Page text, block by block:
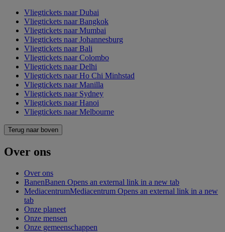
Vliegtickets naar Dubai
Vliegtickets naar Bangkok
Vliegtickets naar Mumbai
Vliegtickets naar Johannesburg
Vliegtickets naar Bali
Vliegtickets naar Colombo
Vliegtickets naar Delhi
Vliegtickets naar Ho Chi Minhstad
Vliegtickets naar Manilla
Vliegtickets naar Sydney
Vliegtickets naar Hanoi
Vliegtickets naar Melbourne
Terug naar boven
Over ons
Over ons
BanenBanen Opens an external link in a new tab
MediacentrumMediacentrum Opens an external link in a new
tab
Onze planeet
Onze mensen
Onze gemeenschappen